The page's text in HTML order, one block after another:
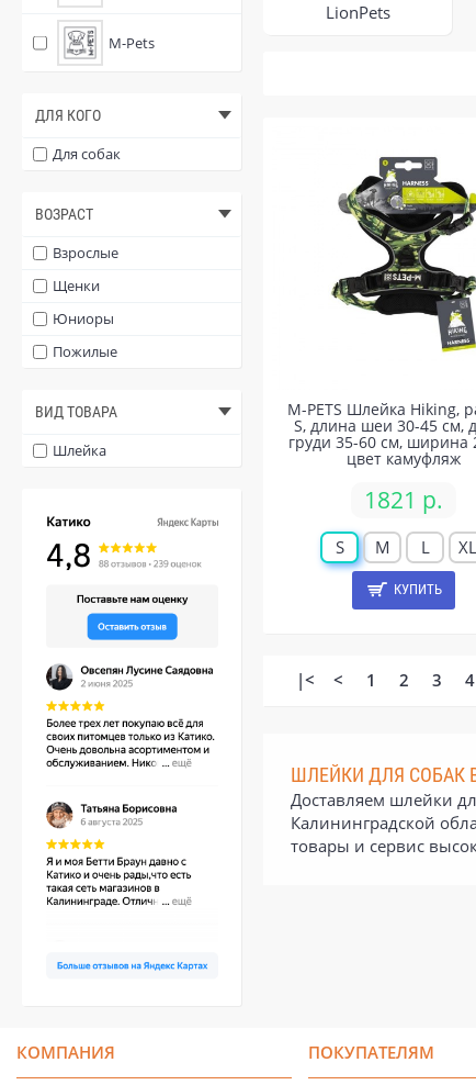
M-Pets
ДЛЯ КОГО
Для собак
ВОЗРАСТ
Взрослые
Щенки
Юниоры
Пожилые
ВИД ТОВАРА
Шлейка
LionPets
M-PETS Шлейка Hiking,
S, длина шеи 30-45 см,
груди 35-60 см, ширина
цвет камуфляж
1821 р.
S M L XL
КУПИТЬ
|< < 1 2 3 4
ШЛЕЙКИ ДЛЯ СОБАК
Доставляем шлейки
Калининградской
товары и сервис
КОМПАНИЯ ПОКУПАТЕЛЯМ